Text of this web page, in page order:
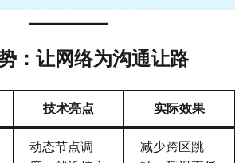
：让网络为沟通让路
技术亮点 实际效果
动态节点调
减少跨区跳